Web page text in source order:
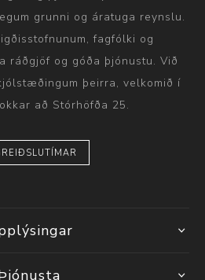
grunni og áratuga reynslu.
fagfólki og
ráðgjöf og góða þjónustu. Við
þeirra, velkomið í
að Stórhöfða 25.